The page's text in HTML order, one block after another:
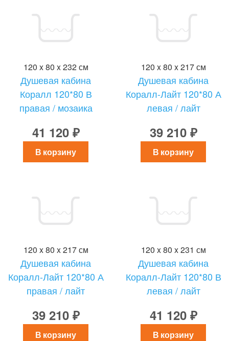
120 x 80 x 232 см
Душевая кабина
Коралл 120*80 В
правая / мозаика
41 120 ₽
В корзину
120 x 80 x 217 см
Душевая кабина
Коралл-Лайт 120*80 А
левая / лайт
39 210 ₽
В корзину
120 x 80 x 217 см
Душевая кабина
Коралл-Лайт 120*80 А
правая / лайт
39 210 ₽
В корзину
120 x 80 x 231 см
Душевая кабина
Коралл-Лайт 120*80 В
левая / лайт
41 120 ₽
В корзину